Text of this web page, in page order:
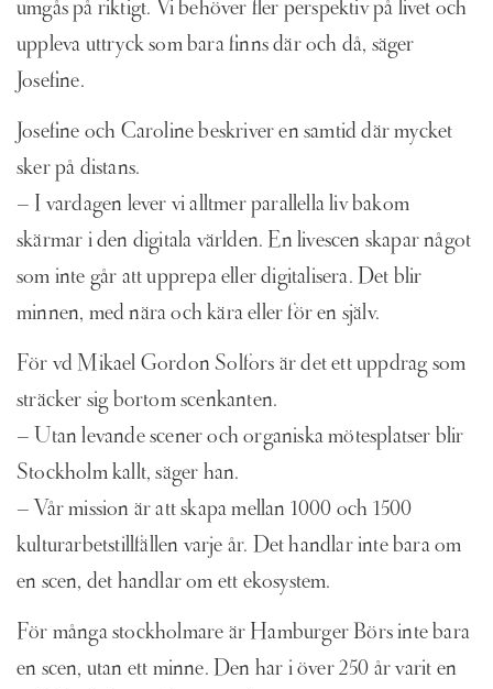
umgås på riktigt. Vi behöver fler perspektiv på livet och
uppleva uttryck som bara finns där och då, säger
Josefine.
Josefine och Caroline beskriver en samtid där mycket
sker på distans.
– I vardagen lever vi alltmer parallella liv bakom
skärmar i den digitala världen. En livescen skapar något
som inte går att upprepa eller digitalisera. Det blir
minnen, med nära och kära eller för en själv.
För vd Mikael Gordon Solfors är det ett uppdrag som
sträcker sig bortom scenkanten.
– Utan levande scener och organiska mötesplatser blir
Stockholm kallt, säger han.
– Vår mission är att skapa mellan 1000 och 1500
kulturarbetstillfällen varje år. Det handlar inte bara om
en scen, det handlar om ett ekosystem.
För många stockholmare är Hamburger Börs inte bara
en scen, utan ett minne. Den har i över 250 år varit en